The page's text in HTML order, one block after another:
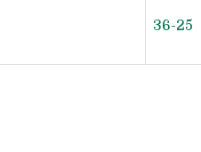
36-25